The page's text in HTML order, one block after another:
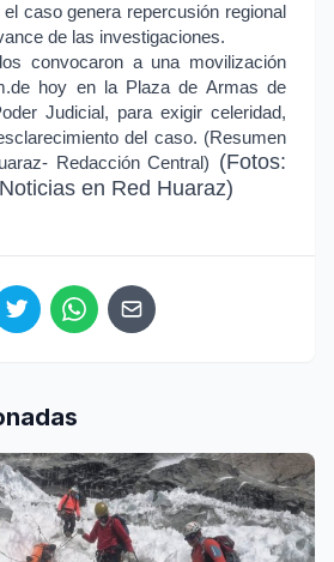
caso genera repercusión regional
de las investigaciones.
convocaron a una movilización
hoy en la Plaza de Armas de
Judicial, para exigir celeridad,
del caso. (Resumen
Redacción Central) (Fotos:
en Red Huaraz)